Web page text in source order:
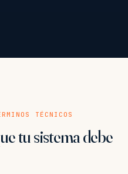
TÉCNICOS
tu sistema debe